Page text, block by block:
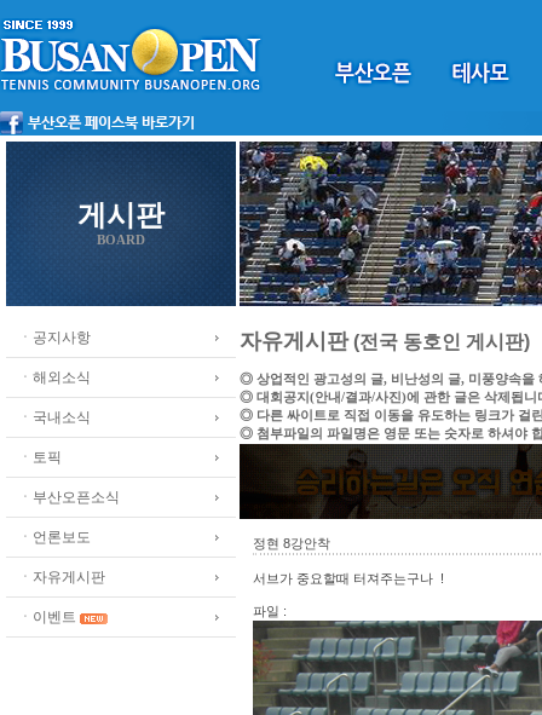
게시판
BOARD
ㆍ공지사항
ㆍ해외소식
ㆍ국내소식
ㆍ토픽
ㆍ부산오픈소식
ㆍ언론보도
ㆍ자유게시판
ㆍ이벤트
자유게시판(전국 동호인 게시판)
◎ 상업적인 광고성의 글, 비난성의 글, 미풍양속을
◎ 대회공지(안내/결과/사진)에 관한 글은 삭제됩니
◎ 다른 싸이트로 직접 이동을 유도하는 링크가 걸
◎ 첨부파일의 파일명은 영문 또는 숫자로 하셔야
정현 8강안착
서브가 중요할때 터져주는구나 !
파일 :